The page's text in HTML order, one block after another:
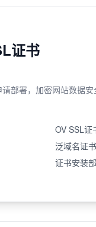
证书
部署，加密网站数据
OV SSL证
泛域名证书
证书安装